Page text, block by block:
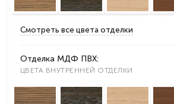
Смотреть все цвета отделки
Отделка МДФ ПВХ:
ЦВЕТА ВНУТРЕННЕЙ ОТДЕЛКИ